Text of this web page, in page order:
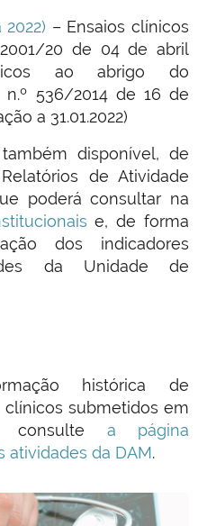
– Ensaios clínicos
20 de 04 de abril
ao abrigo do
n.º 536/2014 de 16 de
a 31.01.2022)
disponível, de
de Atividade
poderá consultar na
e, de forma
dos
indicadores
da Unidade de
histórica de
submetidos em
consulte a página
atividades da DAM.